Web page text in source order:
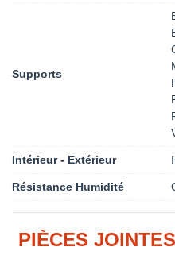
Supports
Intérieur - Extérieur
Résistance Humidité
PIÈCES JOINTES